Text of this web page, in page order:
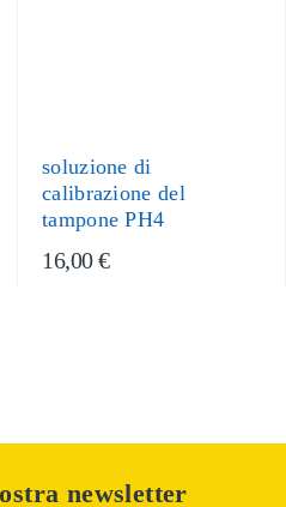
soluzione di
calibrazione del
tampone PH4
16,00 €
newsletter